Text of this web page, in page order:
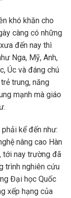
khó khăn cho
càng có những
đến nay thì
Nga, Mỹ, Anh,
Úc và đáng chú
trung, năng
mạnh mà giáo
kể đến như:
nâng cao Hàn
tới nay trường đã
trình nghiên cứu
Đại học Quốc
xếp hạng của